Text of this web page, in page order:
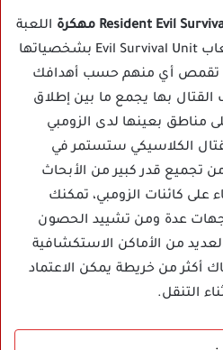
اللعبة
الأكثر انتظارا في سلسلة ألعاب Evil Survival Unit بشخصياتها
تقمص أي منهم حسب أهدافك
بها يجمع ما بين إطلاق
مناطق بعينها لدى الزومبي
الكلاسيكي ستستمر في
تجميع قدر كبير من الأبحاث
كائنات الزومبي، تمكنك
جهات عدة ومن تشييد الحصون
من الأماكن الاستكشافية
أكثر من خريطة يمكن الاعتماد
التنقل.